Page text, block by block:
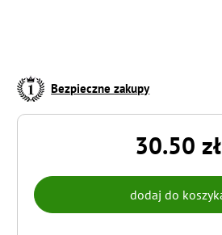
Bezpieczne zakupy
30.50 zł